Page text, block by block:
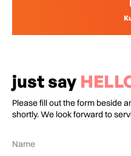
just say
Please fill out the form beside
shortly. We look forward to